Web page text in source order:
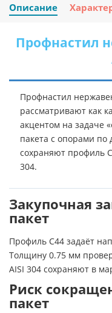
Описание
Профнастил
Профнастил
рассматривают как
акцентом на задаче
пакета с опорами по
сохраняют профиль
304.
Закупочная
пакет
Профиль С44 задаёт
Толщину 0.75 мм
AISI 304 сохраняют в
Риск
пакет